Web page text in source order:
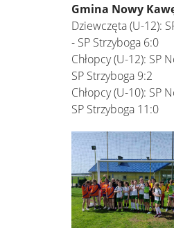
Gmina Nowy
Dziewczęta (U-12):
- SP Strzyboga 6:0
Chłopcy (U-12): SP
SP Strzyboga 9:2
Chłopcy (U-10): SP
SP Strzyboga 11:0